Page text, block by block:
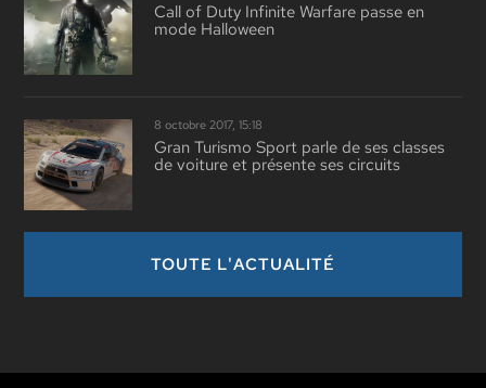
Call of Duty Infinite Warfare passe en
mode Halloween
8 octobre 2017, 15:18
Gran Turismo Sport parle de ses classes
de voiture et présente ses circuits
TOUTE L'ACTUALITÉ